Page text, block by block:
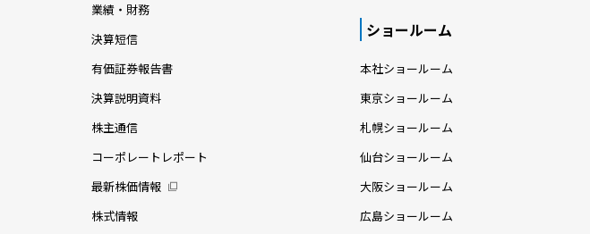
業績・財務
決算短信
有価証券報告書
決算説明資料
株主通信
コーポレートレポート
最新株価情報
株式情報
ショールーム
本社ショールーム
東京ショールーム
札幌ショールーム
仙台ショールーム
大阪ショールーム
広島ショールーム